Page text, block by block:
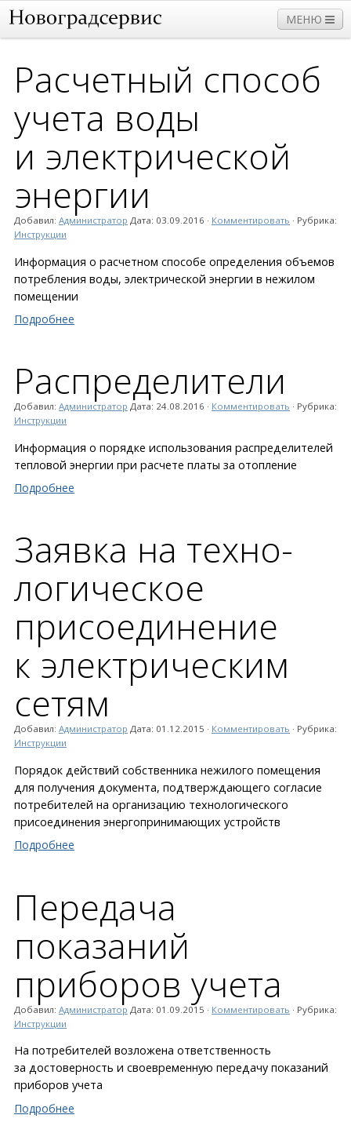
МЕНЮ
Прием Дома Работы и услуги Нормативы
Плата и тарифы
Расчетный способ
учета воды
и электри­ческой
энергии
Добавил: Администратор Дата: 03.09.2016 · Комментировать · Рубрика:
Инструкции
Информация о расчетном способе определения объемов
потребления воды, электрической энергии в нежилом
помещении
Подробнее
Распре­делители
Добавил: Администратор Дата: 24.08.2016 · Комментировать · Рубрика:
Инструкции
Информация о порядке использования распределителей
тепловой энергии при расчете платы за отопление
Подробнее
Заявка на техно­
логическое
присоеди­нение
к электри­ческим
сетям
Добавил: Администратор Дата: 01.12.2015 · Комментировать · Рубрика:
Инструкции
Порядок действий собственника нежилого помещения
для получения документа, подтверждающего согласие
потребителей на организацию технологического
присоединения энергопринимающих устройств
Подробнее
Передача
показаний
приборов учета
Добавил: Администратор Дата: 01.09.2015 · Комментировать · Рубрика:
Инструкции
На потребителей возложена ответственность
за достоверность и своевременную передачу показаний
приборов учета
Подробнее